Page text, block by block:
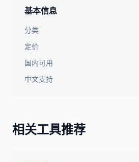
基本信息
分类
定价
国内可用
中文支持
相关工具推荐